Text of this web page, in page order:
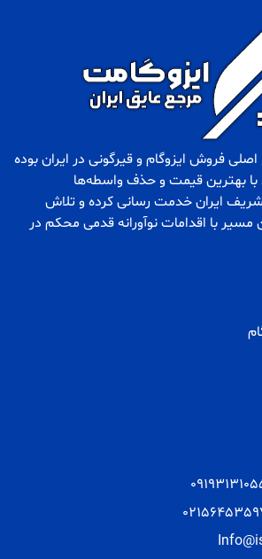
اصلی فروش ایزوگام وقیرگونی در ایران بوده
بهترین قیمت و حذف واسطه‌ها
ایران خدمت رسانی کرده و تلاش
مسیر با اقدامات نوآورانه قدمی محکم در